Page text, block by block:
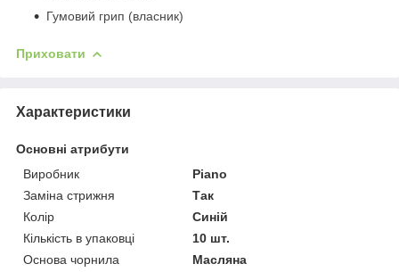
Гумовий грип (власник)
Приховати
Характеристики
Основні атрибути
Виробник
Piano
Заміна стрижня
Так
Колір
Синій
Кількість в упаковці
10 шт.
Основа чорнила
Масляна